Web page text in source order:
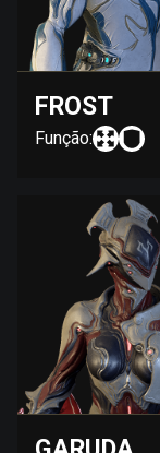
FROST
Função: